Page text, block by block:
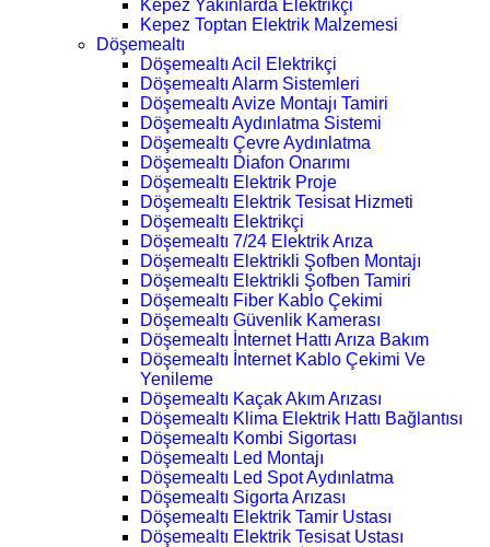
Kepez Yakınlarda Elektrikçi
Kepez Toptan Elektrik Malzemesi
Döşemealtı
Döşemealtı Acil Elektrikçi
Döşemealtı Alarm Sistemleri
Döşemealtı Avize Montajı Tamiri
Döşemealtı Aydınlatma Sistemi
Döşemealtı Çevre Aydınlatma
Döşemealtı Diafon Onarımı
Döşemealtı Elektrik Proje
Döşemealtı Elektrik Tesisat Hizmeti
Döşemealtı Elektrikçi
Döşemealtı 7/24 Elektrik Arıza
Döşemealtı Elektrikli Şofben Montajı
Döşemealtı Elektrikli Şofben Tamiri
Döşemealtı Fiber Kablo Çekimi
Döşemealtı Güvenlik Kamerası
Döşemealtı İnternet Hattı Arıza Bakım
Döşemealtı İnternet Kablo Çekimi Ve
Yenileme
Döşemealtı Kaçak Akım Arızası
Döşemealtı Klima Elektrik Hattı Bağlantısı
Döşemealtı Kombi Sigortası
Döşemealtı Led Montajı
Döşemealtı Led Spot Aydınlatma
Döşemealtı Sigorta Arızası
Döşemealtı Elektrik Tamir Ustası
Döşemealtı Elektrik Tesisat Ustası